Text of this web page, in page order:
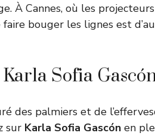
À Cannes, où les
bouger les lignes est
Sofia
des palmiers et de
sur Karla Sofia Gascón en